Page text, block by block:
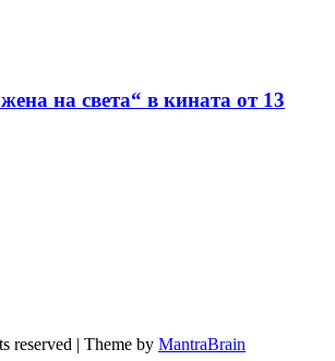
на света“ в кината от 13
reserved | Theme by MantraBrain